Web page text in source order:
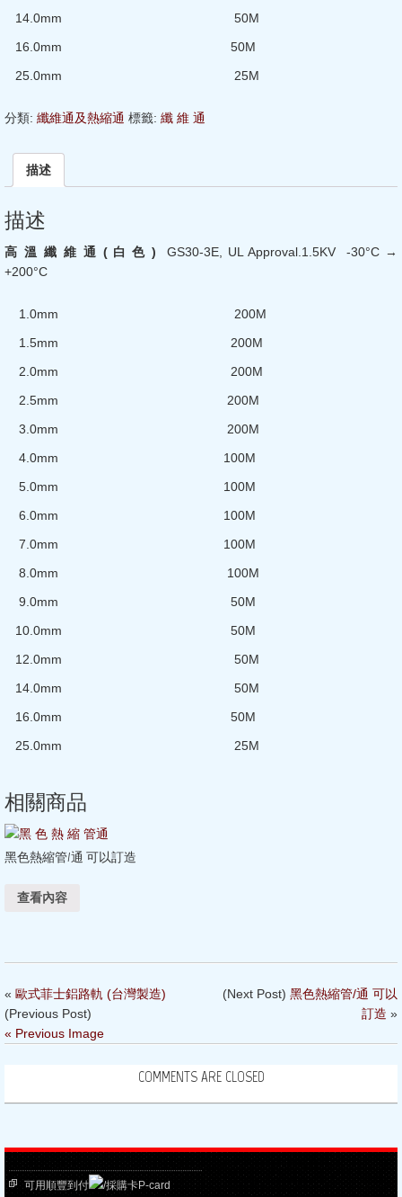
14.0mm 50M
16.0mm 50M
25.0mm 25M
分類: 纖維通及熱縮通 標籤: 纖 維 通
描述
描述
高 溫 纖 維 通 ( 白色 )GS30-3E, UL Approval.1.5KV -30°C →
+200°C
1.0mm 200M
1.5mm 200M
2.0mm 200M
2.5mm 200M
3.0mm 200M
4.0mm 100M
5.0mm 100M
6.0mm 100M
7.0mm 100M
8.0mm 100M
9.0mm 50M
10.0mm 50M
12.0mm 50M
14.0mm 50M
16.0mm 50M
25.0mm 25M
相關商品
黑色熱縮管/通 可以訂造
查看內容
« 歐式菲士鋁路軌 (台灣製造)
(Previous Post)
(Next Post) 黑色熱縮管/通 可以
訂造 »
« Previous Image
COMMENTS ARE CLOSED
可用順豐到付 /採購卡P-card